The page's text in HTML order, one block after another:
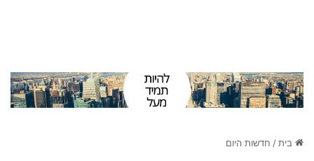
בית/ חדשות היום